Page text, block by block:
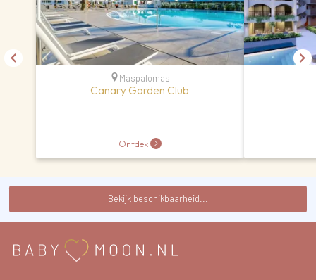
Maspalomas
Canary Garden Club
Ontdek
Bekijk beschikbaarheid...